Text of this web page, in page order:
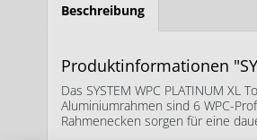
Beschreibung
Produktinformationen
Das SYSTEM WPC PLATINUM
Aluminiumrahmen sind 6 WPC-
Rahmenecken sorgen für eine